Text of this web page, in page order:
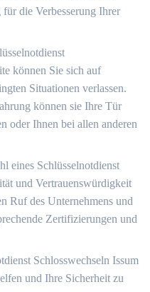
die Verbesserung Ihrer
können Sie sich auf
Situationen verlassen.​
können sie Ihre Tür
oder Ihnen bei allen anderen
eines Schlüsselnotdienst
und Vertrauenswürdigkeit
Ruf des Unternehmens und
Zertifizierungen und
Schlosswechseln Issum
und Ihre Sicherheit zu